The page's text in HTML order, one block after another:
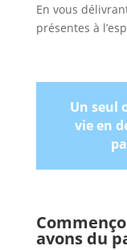
En vous
présentes à
Un seul
vie en
avons du